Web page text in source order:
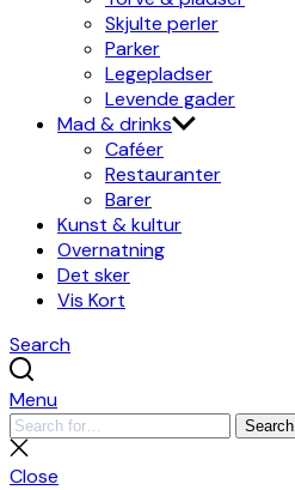
Skjulte perler
Parker
Legepladser
Levende gader
Mad & drinks
Caféer
Restauranter
Barer
Kunst & kultur
Overnatning
Det sker
Vis Kort
Search
Menu
Search
for:
Search
Close
search
Close